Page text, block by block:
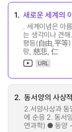
1. 새로운 세계의
. 세계이념은 아
는 생각이나 견
평등(自由,平等)
랑, 慈悲, 仁
URL
2. 동서양의 사상
2.서양사상과
에 순응 2. 동서
연과학) ● 동양